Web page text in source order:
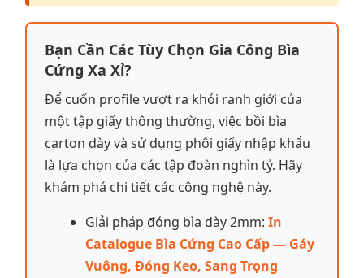
Bạn Cần Các Tùy Chọn Gia Công Bìa
Cứng Xa Xỉ?
Để cuốn profile vượt ra khỏi ranh giới của
một tập giấy thông thường, việc bồi bìa
carton dày và sử dụng phôi giấy nhập khẩu
là lựa chọn của các tập đoàn nghìn tỷ. Hãy
khám phá chi tiết các công nghệ này.
Giải pháp đóng bìa dày 2mm: In
Catalogue Bìa Cứng Cao Cấp — Gáy
Vuông, Đóng Keo, Sang Trọng